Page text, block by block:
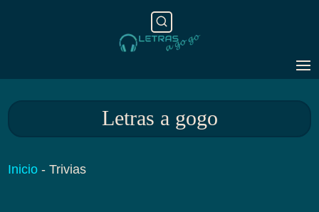
Letras a gogo
Inicio -Trivias